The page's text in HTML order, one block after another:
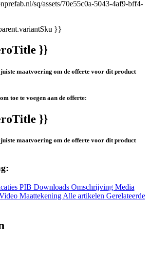
}}
}}
maatvoering om de offerte voor dit product
toe te voegen aan de offerte:
}}
maatvoering om de offerte voor dit product
PIB Downloads Omschrijving Media
Maattekening Alle artikelen Gerelateerde